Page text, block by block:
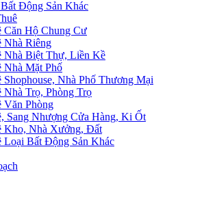
Động Sản Khác
Căn Hộ Chung Cư
Nhà Riêng
Nhà Biệt Thự, Liền Kề
Nhà Mặt Phố
Shophouse, Nhà Phố Thương Mại
Nhà Trọ, Phòng Trọ
Văn Phòng
Sang Nhượng Cửa Hàng, Ki Ốt
Kho, Nhà Xưởng, Đất
Loại Bất Động Sản Khác